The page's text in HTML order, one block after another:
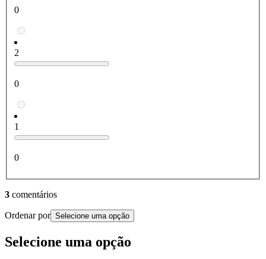
0
2
0
1
0
3 comentários
Ordenar por Selecione uma opção
Selecione uma opção